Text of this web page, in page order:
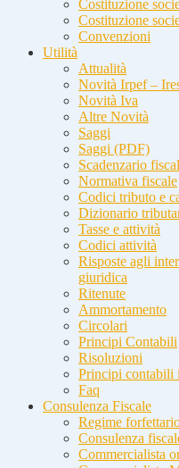
Costituzione
Costituzione
Convenzioni
Utilità
Attualità
Novità Irpef –
Novità Iva
Altre Novità
Saggi
Saggi (PDF)
Scadenzario
Normativa fiscale
Codici tributo e
Dizionario
Tasse e attività
Codici attività
Risposte agli
giuridica
Ritenute
Ammortamento
Circolari
Principi Contabili
Risoluzioni
Principi contabili
Faq
Consulenza Fiscale
Regime
Consulenza
Commercialista